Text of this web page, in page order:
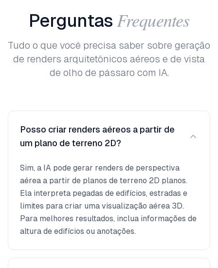
Perguntas Frequentes
Tudo o que você precisa saber sobre geração
de renders arquitetônicos aéreos e de vista
de olho de pássaro com IA.
Posso criar renders aéreos a partir de
um plano de terreno 2D?
Sim, a IA pode gerar renders de perspectiva
aérea a partir de planos de terreno 2D planos.
Ela interpreta pegadas de edifícios, estradas e
limites para criar uma visualização aérea 3D.
Para melhores resultados, inclua informações de
altura de edifícios ou anotações.